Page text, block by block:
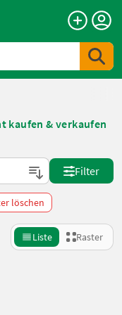
kaufen & verkaufen
Filter
löschen
Liste Raster